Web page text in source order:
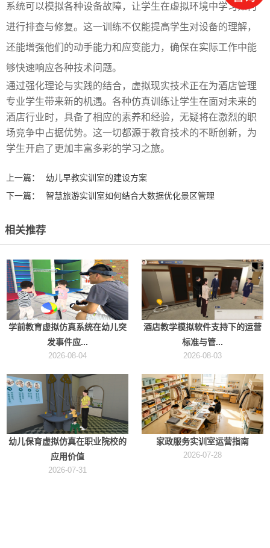
系统可以模拟各种设备故障，让学生在虚拟环境中学习如何
进行排查与修复。这一训练不仅能提高学生对设备的理解，
还能增强他们的动手能力和应变能力，确保在实际工作中能
够快速响应各种技术问题。
通过强化理论与实践的结合，虚拟现实技术正在为酒店管理
专业学生带来新的机遇。各种仿真训练让学生在面对未来的
酒店行业时，具备了相应的素养和经验，无疑将在激烈的职
场竞争中占据优势。这一切都源于教育技术的不断创新，为
学生开启了更加丰富多彩的学习之旅。
上一篇：
幼儿早教实训室的建设方案
下一篇：
智慧旅游实训室如何结合大数据优化景区管理
相关推荐
学前教育虚拟仿真系统在幼儿突
发事件应...
2026-08-04
酒店教学模拟软件支持下的运营
标准与管...
2026-08-03
幼儿保育虚拟仿真在职业院校的
应用价值
2026-07-31
家政服务实训室运营指南
2026-07-28